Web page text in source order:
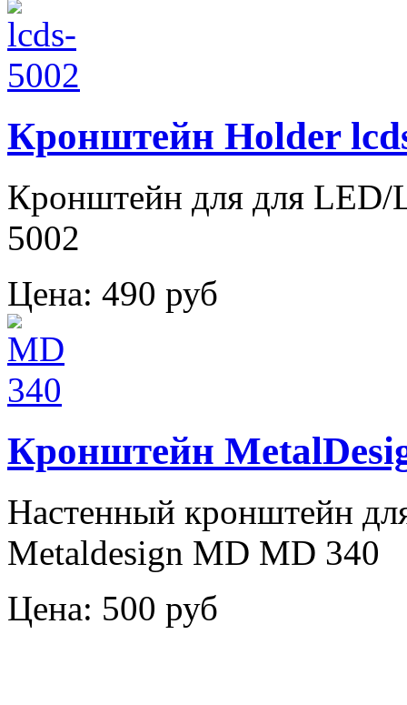
Кронштейн Holder
Кронштейн для для LED/
5002
Цена: 490 руб
Кронштейн
Настенный кронштейн
Metaldesign MD MD 340
Цена: 500 руб